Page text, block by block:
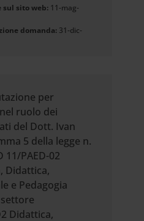
sul sito web: 11-mag-
domanda: 31-dic-
per
ruolo dei
del Dott. Ivan
5 della legge n.
11/PAED-02
Didattica,
e Pedagogia
Didattica,